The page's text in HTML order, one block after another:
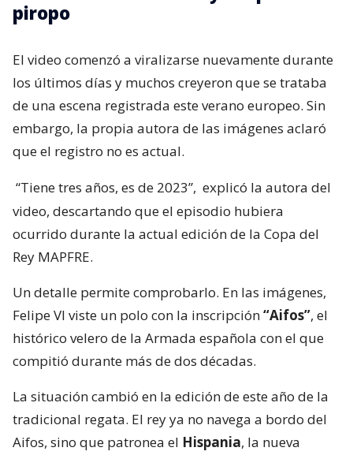
piropo
El video comenzó a viralizarse nuevamente durante
los últimos días y muchos creyeron que se trataba
de una escena registrada este verano europeo. Sin
embargo, la propia autora de las imágenes aclaró
que el registro no es actual.
“Tiene tres años, es de 2023”, explicó la autora del
video, descartando que el episodio hubiera
ocurrido durante la actual edición de la Copa del
Rey MAPFRE.
Un detalle permite comprobarlo. En las imágenes,
Felipe VI viste un polo con la inscripción“Aifos”, el
histórico velero de la Armada española con el que
compitió durante más de dos décadas.
La situación cambió en la edición de este año de la
tradicional regata. El rey ya no navega a bordo del
Aifos, sino que patronea el Hispania, la nueva